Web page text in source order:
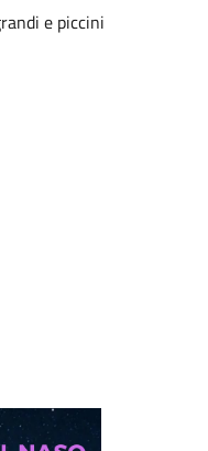
e piccini